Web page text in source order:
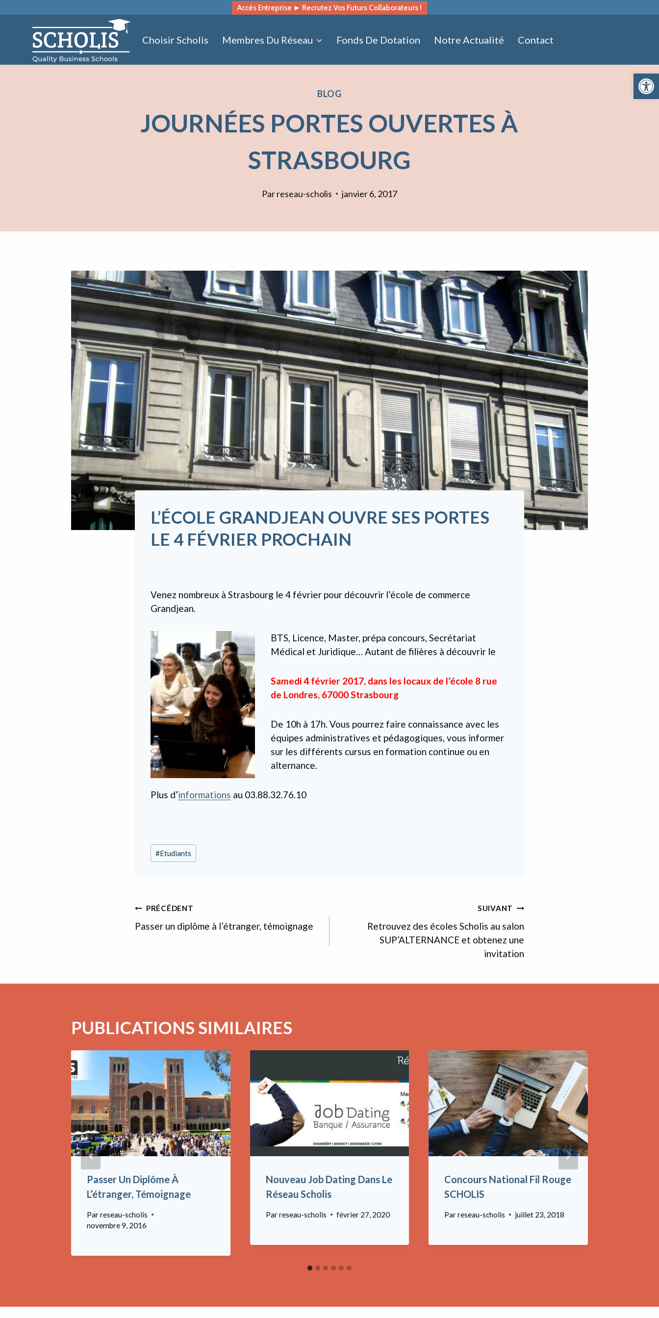
Ouvrir
contenu
Accès Entreprise ► Recrutez Vos Futurs Collaborateurs !
Choisir Scholis Membres Du Réseau Fonds De Dotation Notre Actualité Contact
BLOG
JOURNÉES PORTES OUVERTES À
STRASBOURG
Parreseau-scholis janvier 6, 2017
L’ÉCOLE GRANDJEAN OUVRE SES PORTES
LE 4 FÉVRIER PROCHAIN
Venez nombreux à Strasbourg le 4 février pour découvrir l’école de commerce
Grandjean.
BTS, Licence, Master, prépa concours, Secrétariat
Médical et Juridique… Autant de filières à découvrir le
Samedi 4 février 2017, dans les locaux de l’école 8 rue
de Londres, 67000 Strasbourg
De 10h à 17h. Vous pourrez faire connaissance avec les
équipes administratives et pédagogiques, vous informer
sur les différents cursus en formation continue ou en
alternance.
Plus d’informations au 03.88.32.76.10
Étiquettes
de
#Etudiants
NAVIGATION
DE
PRÉCÉDENT
Passer un diplôme à l’étranger, témoignage
SUIVANT
Retrouvez des écoles Scholis au salon
SUP’ALTERNANCE et obtenez une
invitation
PUBLICATIONS SIMILAIRES
Passer Un Diplôme À
L’étranger, Témoignage
Parreseau-scholis
novembre 9, 2016
Nouveau Job Dating Dans Le
Réseau Scholis
Parreseau-scholis février 27, 2020
Concours National Fil Rouge
SCHOLIS
Parreseau-scholis juillet 23, 2018